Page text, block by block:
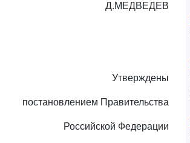
Д.МЕДВЕДЕВ
Утверждены
постановлением Правительства
Российской Федерации